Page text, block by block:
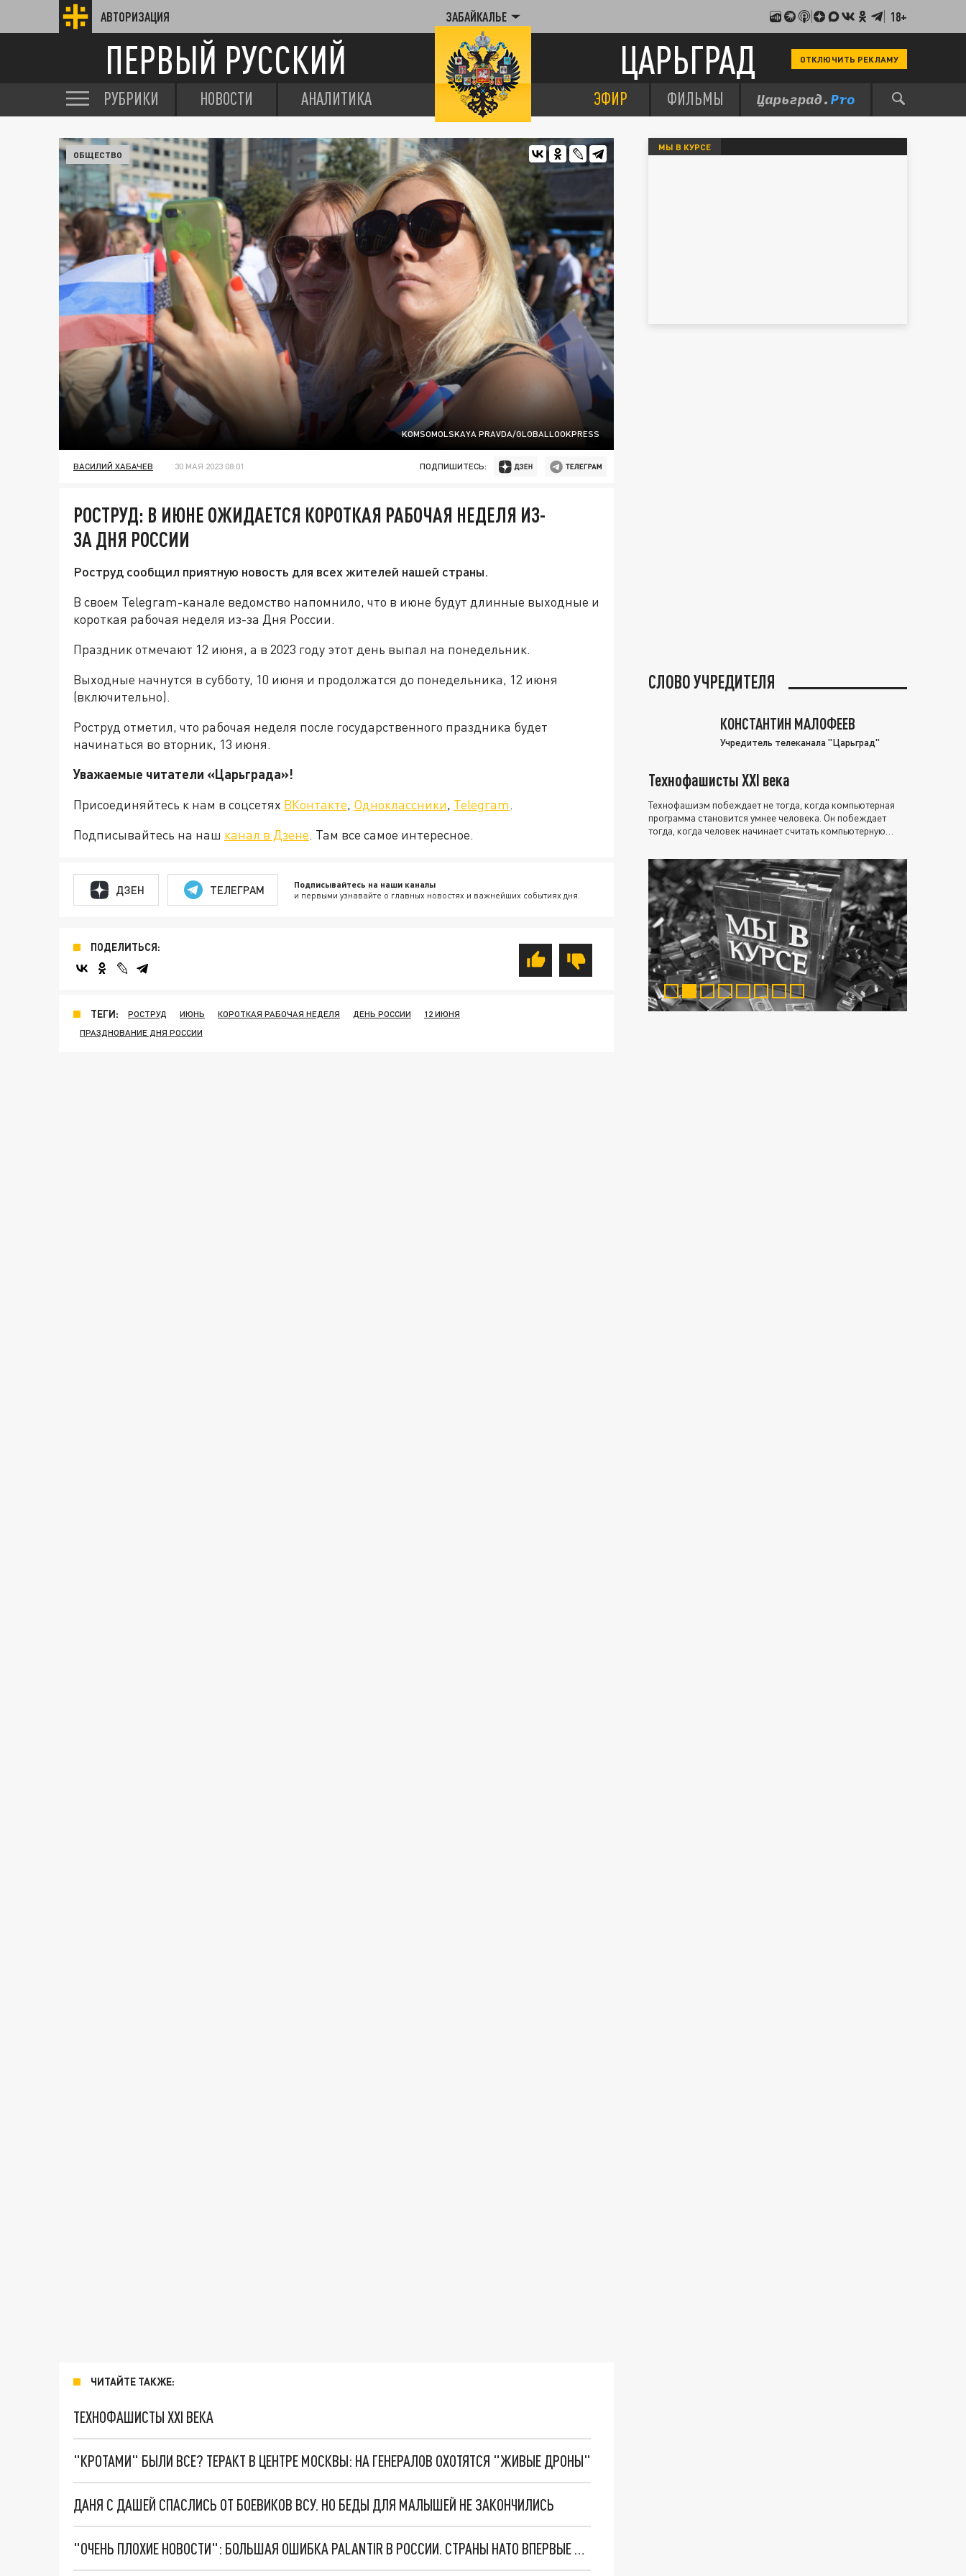
АВТОРИЗАЦИЯ ЗАБАЙКАЛЬЕ 18+
ПЕРВЫЙ РУССКИЙ ЦАРЬГРАД ОТКЛЮЧИТЬ РЕКЛАМУ
РУБРИКИ НОВОСТИ АНАЛИТИКА ЭФИР ФИЛЬМЫ
KOMSOMOLSKAYA PRAVDA/GLOBALLOOKPRESS
ОБЩЕСТВО
ВАСИЛИЙ ХАБАЧЕВ 30 МАЯ 2023 08:01 ПОДПИШИТЕСЬ:
РОСТРУД: В ИЮНЕ ОЖИДАЕТСЯ КОРОТКАЯ РАБОЧАЯ НЕДЕЛЯ ИЗ-
ЗА ДНЯ РОССИИ
Роструд сообщил приятную новость для всех жителей нашей страны.
В своем Telegram-канале ведомство напомнило, что в июне будут длинные выходные и
короткая рабочая неделя из-за Дня России.
Праздник отмечают 12 июня, а в 2023 году этот день выпал на понедельник.
Выходные начнутся в субботу, 10 июня и продолжатся до понедельника, 12 июня
(включительно).
Роструд отметил, что рабочая неделя после государственного праздника будет
начинаться во вторник, 13 июня.
Уважаемые читатели «Царьграда»!
Присоединяйтесь к нам в соцсетях ВКонтакте, Одноклассники, Telegram.
Подписывайтесь на наш канал в Дзене. Там все самое интересное.
ДЗЕН ТЕЛЕГРАМ Подписывайтесь на наши каналы
и первыми узнавайте о главных новостях и важнейших событиях дня.
ПОДЕЛИТЬСЯ:
ТЕГИ: РОСТРУД ИЮНЬ КОРОТКАЯ РАБОЧАЯ НЕДЕЛЯ ДЕНЬ РОССИИ
12 ИЮНЯ
ПРАЗДНОВАНИЕ ДНЯ РОССИИ
ЧИТАЙТЕ ТАКЖЕ:
ТЕХНОФАШИСТЫ XXI ВЕКА
"КРОТАМИ" БЫЛИ ВСЕ? ТЕРАКТ В ЦЕНТРЕ МОСКВЫ: НА ГЕНЕРАЛОВ ОХОТЯТСЯ "ЖИВЫЕ ДРОНЫ"
ДАНЯ С ДАШЕЙ СПАСЛИСЬ ОТ БОЕВИКОВ ВСУ. НО БЕДЫ ДЛЯ МАЛЫШЕЙ НЕ ЗАКОНЧИЛИСЬ
"ОЧЕНЬ ПЛОХИЕ НОВОСТИ": БОЛЬШАЯ ОШИБКА PALANTIR В РОССИИ. СТРАНЫ НАТО ВПЕРВЫЕ ЗА СВО ОСТАНОВИЛИ ПОСТАВКИ ОРУЖИЯ. ВСУ ТЕРЯЮТ ПРИГРАНИЧЬЕ?
МЫ В КУРСЕ
СЛОВО УЧРЕДИТЕЛЯ
КОНСТАНТИН МАЛОФЕЕВ
Учредитель телеканала "Царьград"
Технофашисты XXI века
Технофашизм побеждает не тогда, когда компьютерная
программа становится умнее человека. Он побеждает
тогда, когда человек начинает считать компьютерную